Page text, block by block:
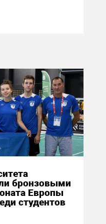
бронзовыми
Европы
студентов